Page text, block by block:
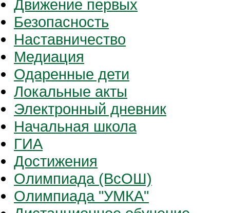
Движение первых
Безопасность
Наставничество
Медиация
Одаренные дети
Локальные акты
Электронный дневник
Начальная школа
ГИА
Достижения
Олимпиада (ВсОШ)
Олимпиада "УМКА"